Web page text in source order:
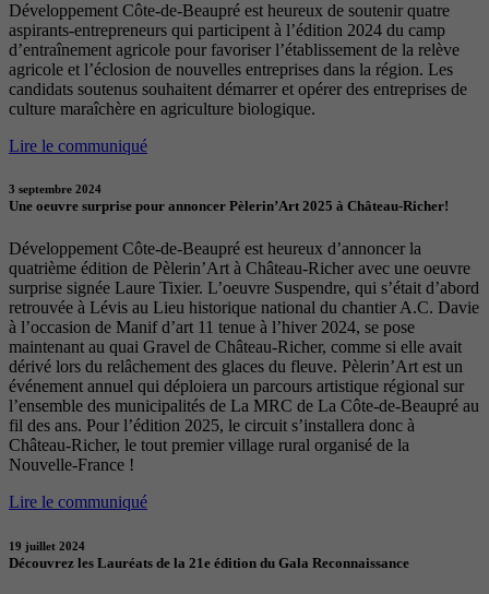
Développement Côte-de-Beaupré est heureux de soutenir quatre
aspirants-entrepreneurs qui participent à l’édition 2024 du camp
d’entraînement agricole pour favoriser l’établissement de la relève
agricole et l’éclosion de nouvelles entreprises dans la région. Les
candidats soutenus souhaitent démarrer et opérer des entreprises de
culture maraîchère en agriculture biologique.
Lire le communiqué
3 septembre 2024
Une oeuvre surprise pour annoncer Pèlerin’Art 2025 à Château-Richer!
Développement Côte-de-Beaupré est heureux d’annoncer la
quatrième édition de Pèlerin’Art à Château-Richer avec une oeuvre
surprise signée Laure Tixier. L’oeuvre Suspendre, qui s’était d’abord
retrouvée à Lévis au Lieu historique national du chantier A.C. Davie
à l’occasion de Manif d’art 11 tenue à l’hiver 2024, se pose
maintenant au quai Gravel de Château-Richer, comme si elle avait
dérivé lors du relâchement des glaces du fleuve. Pèlerin’Art est un
événement annuel qui déploiera un parcours artistique régional sur
l’ensemble des municipalités de La MRC de La Côte-de-Beaupré au
fil des ans. Pour l’édition 2025, le circuit s’installera donc à
Château-Richer, le tout premier village rural organisé de la
Nouvelle-France !
Lire le communiqué
19 juillet 2024
Découvrez les Lauréats de la 21e édition du Gala Reconnaissance